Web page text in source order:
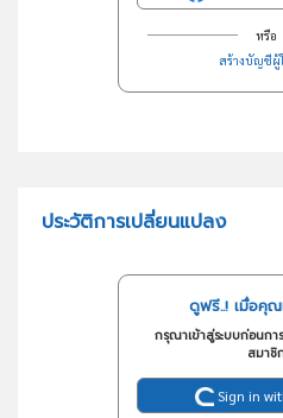
หรือ
สร้างบัญชีผู้
ประวัติการเปลี่ยนแปลง
ดูฟรี..! เมื่อคุณ
กรุณาเข้าสู่ระบบก่อนกา
สมาชิ
Sign in